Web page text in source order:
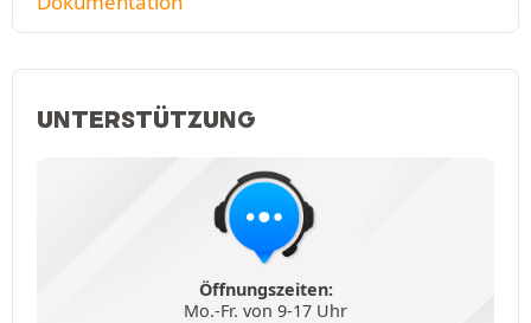
UNTERSTÜTZUNG
Öffnungszeiten:
Mo.-Fr. von 9-17 Uhr